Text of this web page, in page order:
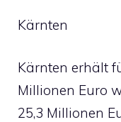
Kärnten
Kärnten erhält
Millionen Euro
25,3 Millionen